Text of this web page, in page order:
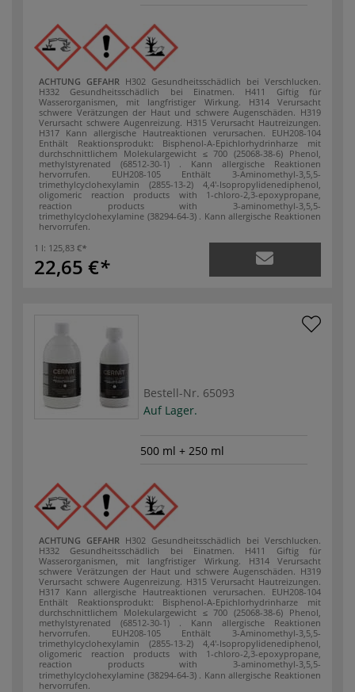
ACHTUNG GEFAHR H302 Gesundheitsschädlich bei Verschlucken.
H332 Gesundheitsschädlich bei Einatmen.
H411 Giftig für
Wasserorganismen, mit langfristiger Wirkung.
H314 Verursacht
schwere Verätzungen der Haut und schwere Augenschäden. H319
Verursacht schwere Augenreizung. H315 Verursacht Hautreizungen.
H317 Kann allergische Hautreaktionen verursachen.
EUH208-104
Enthält Reaktionsprodukt: Bisphenol-A-Epichlorhydrinharze mit
durchschnittlichem Molekulargewicht ≤ 700 (25068-38-6) Phenol,
methylstyrenated (68512-30-1) . Kann allergische Reaktionen
hervorrufen.
EUH208-105 Enthält 3-Aminomethyl-3,5,5-
trimethylcyclohexylamin (2855-13-2) 4,4'-Isopropylidenediphenol,
oligomeric reaction products with 1-chloro-2,3-epoxypropane,
reaction products with 3-aminomethyl-3,5,5-
trimethylcyclohexylamine (38294-64-3) . Kann allergische Reaktionen
hervorrufen.
1 l: 125,83 €
22,65 €
Bestell-Nr. 65093
Auf Lager.
500 ml + 250 ml
ACHTUNG GEFAHR H302 Gesundheitsschädlich bei Verschlucken.
H332 Gesundheitsschädlich bei Einatmen.
H411 Giftig für
Wasserorganismen, mit langfristiger Wirkung.
H314 Verursacht
schwere Verätzungen der Haut und schwere Augenschäden. H319
Verursacht schwere Augenreizung. H315 Verursacht Hautreizungen.
H317 Kann allergische Hautreaktionen verursachen.
EUH208-104
Enthält Reaktionsprodukt: Bisphenol-A-Epichlorhydrinharze mit
durchschnittlichem Molekulargewicht ≤ 700 (25068-38-6) Phenol,
methylstyrenated (68512-30-1) . Kann allergische Reaktionen
hervorrufen.
EUH208-105 Enthält 3-Aminomethyl-3,5,5-
trimethylcyclohexylamin (2855-13-2) 4,4'-Isopropylidenediphenol,
oligomeric reaction products with 1-chloro-2,3-epoxypropane,
reaction products with 3-aminomethyl-3,5,5-
trimethylcyclohexylamine (38294-64-3) . Kann allergische Reaktionen
hervorrufen.